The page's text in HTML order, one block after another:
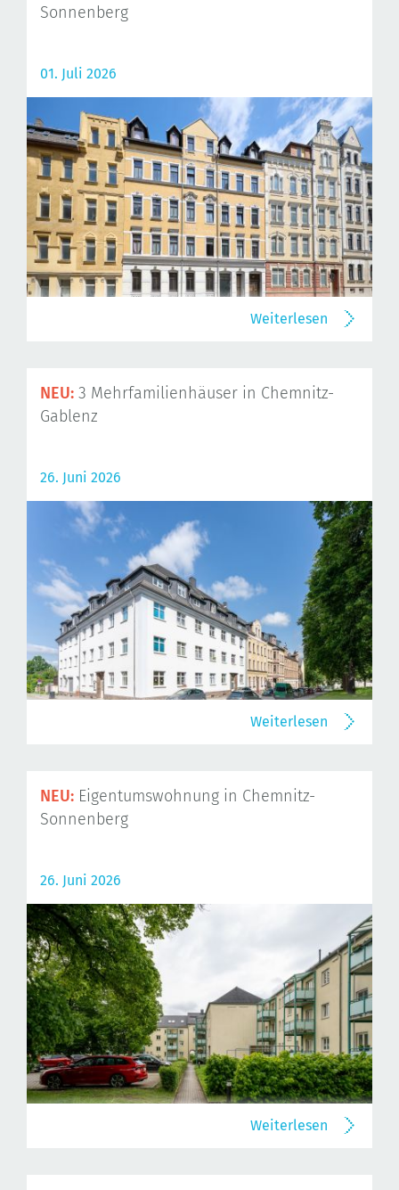
Sonnenberg
01. Juli 2026
Weiterlesen
NEU: 3 Mehrfamilienhäuser in Chemnitz-
Gablenz
26. Juni 2026
Weiterlesen
NEU: Eigentumswohnung in Chemnitz-
Sonnenberg
26. Juni 2026
Weiterlesen